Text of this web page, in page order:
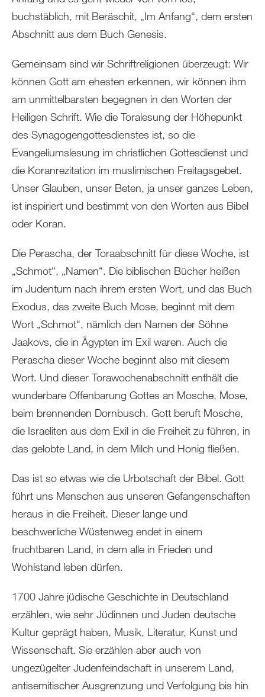
buchstäblich, mit Beräschit, „Im Anfang“, dem ersten
Abschnitt aus dem Buch Genesis.
Gemeinsam sind wir Schriftreligionen überzeugt: Wir
können Gott am ehesten erkennen, wir können ihm
am unmittelbarsten begegnen in den Worten der
Heiligen Schrift. Wie die Toralesung der Höhepunkt
des Synagogengottesdienstes ist, so die
Evangeliumslesung im christlichen Gottesdienst und
die Koranrezitation im muslimischen Freitagsgebet.
Unser Glauben, unser Beten, ja unser ganzes Leben,
ist inspiriert und bestimmt von den Worten aus Bibel
oder Koran.
Die Perascha, der Toraabschnitt für diese Woche, ist
„Schmot“, „Namen“. Die biblischen Bücher heißen
im Judentum nach ihrem ersten Wort, und das Buch
Exodus, das zweite Buch Mose, beginnt mit dem
Wort „Schmot“, nämlich den Namen der Söhne
Jaakovs, die in Ägypten im Exil waren. Auch die
Perascha dieser Woche beginnt also mit diesem
Wort. Und dieser Torawochenabschnitt enthält die
wunderbare Offenbarung Gottes an Mosche, Mose,
beim brennenden Dornbusch. Gott beruft Mosche,
die Israeliten aus dem Exil in die Freiheit zu führen, in
das gelobte Land, in dem Milch und Honig fließen.
Das ist so etwas wie die Urbotschaft der Bibel. Gott
führt uns Menschen aus unseren Gefangenschaften
heraus in die Freiheit. Dieser lange und
beschwerliche Wüstenweg endet in einem
fruchtbaren Land, in dem alle in Frieden und
Wohlstand leben dürfen.
1700 Jahre jüdische Geschichte in Deutschland
erzählen, wie sehr Jüdinnen und Juden deutsche
Kultur geprägt haben, Musik, Literatur, Kunst und
Wissenschaft. Sie erzählen aber auch von
ungezügelter Judenfeindschaft in unserem Land,
antisemitischer Ausgrenzung und Verfolgung bis hin